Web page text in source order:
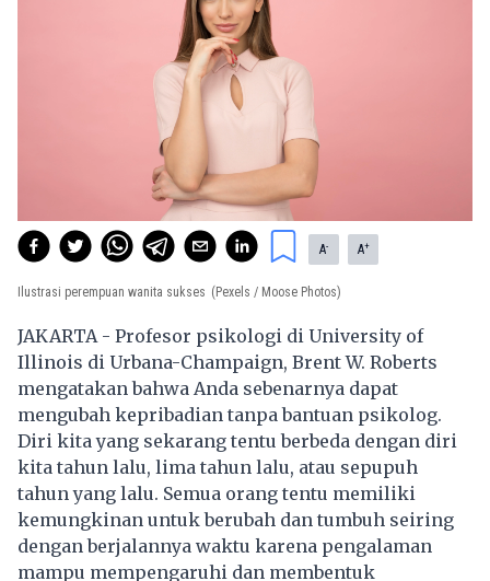
A- A+
Ilustrasi perempuan wanita sukses (Pexels / Moose Photos)
JAKARTA - Profesor psikologi di University of
Illinois di Urbana-Champaign, Brent W. Roberts
mengatakan bahwa Anda sebenarnya dapat
mengubah kepribadian tanpa bantuan psikolog.
Diri kita yang sekarang tentu berbeda dengan diri
kita tahun lalu, lima tahun lalu, atau sepupuh
tahun yang lalu. Semua orang tentu memiliki
kemungkinan untuk berubah dan tumbuh seiring
dengan berjalannya waktu karena pengalaman
mampu mempengaruhi dan membentuk